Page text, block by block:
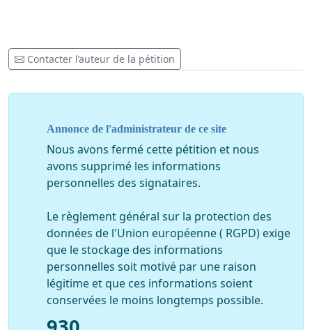
Téléchargement gratuit films, jeux, musiques
Cliquez ici pour nous rejoindre sur facebook
Cliquez ici pour nous rejoindre sur notre groupe
Le site zanimaux.com
Contacter l’auteur de la pétition
Annonce de l'administrateur de ce site
Nous avons fermé cette pétition et nous
avons supprimé les informations
personnelles des signataires.
Le règlement général sur la protection des
données de l'Union européenne ( RGPD) exige
que le stockage des informations
personnelles soit motivé par une raison
légitime et que ces informations soient
conservées le moins longtemps possible.